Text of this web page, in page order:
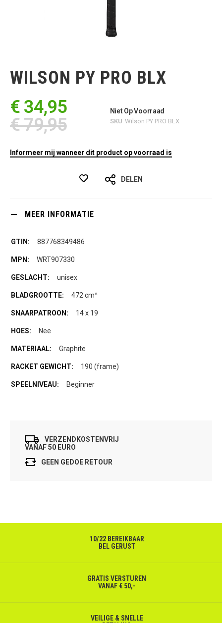
begin
van
afbeeldingen-
gallerij
WILSON PY PRO BLX
€ 34,95
€ 79,95
Niet Op Voorraad
SKU Wilson PY PRO BLX
Informeer mij wanneer dit product op voorraad is
DELEN
MEER INFORMATIE
887768349486
WRT907330
unisex
472 cm²
14 x 19
Nee
Graphite
190 (frame)
Beginner
VERZENDKOSTENVRIJ
VANAF 50 EURO
GEEN GEDOE RETOUR
10/22 BEREIKBAAR
BEL GERUST
GRATIS VERSTUREN
VANAF € 50,-
VEILIGE & SNELLE